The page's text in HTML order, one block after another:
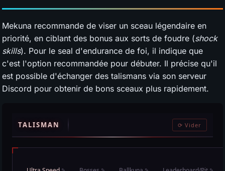
Mekuna recommande de viser un sceau légendaire en
priorité, en ciblant des bonus aux sorts de foudre (shock
skills). Pour le seal d'endurance de foi, il indique que
c'est l'option recommandée pour débuter. Il précise qu'il
est possible d'échanger des talismans via son serveur
Discord pour obtenir de bons sceaux plus rapidement.